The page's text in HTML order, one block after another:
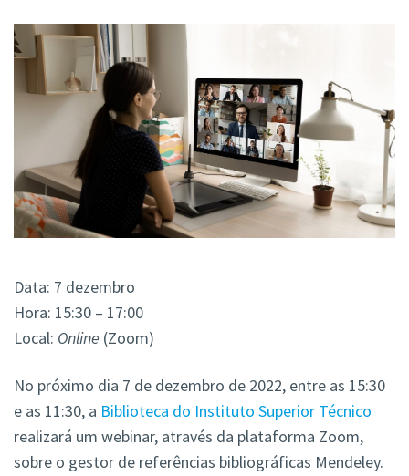
Data: 7 dezembro
Hora: 15:30 – 17:00
Local: Online (Zoom)
No próximo dia 7 de dezembro de 2022, entre as 15:30
e as 11:30, a Biblioteca do Instituto Superior Técnico
realizará um webinar, através da plataforma Zoom,
sobre o gestor de referências bibliográficas Mendeley.